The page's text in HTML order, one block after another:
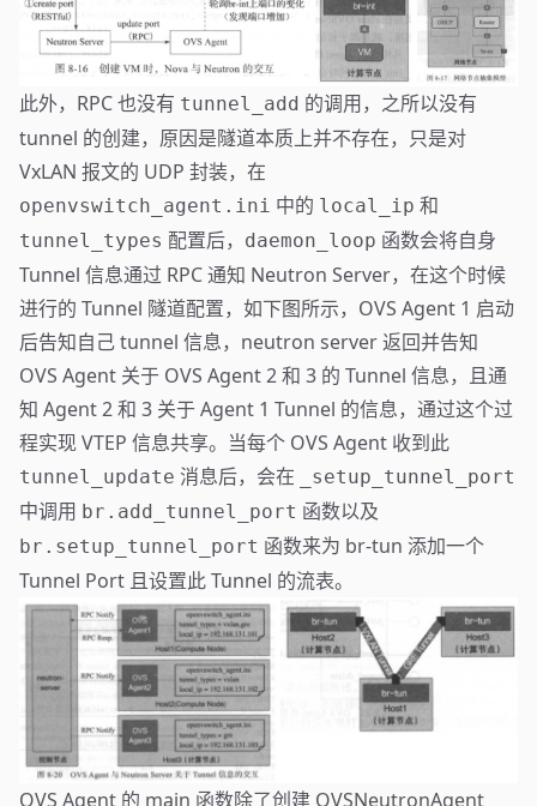
此外，RPC 也没有 tunnel_add 的调用，之所以没有
tunnel 的创建，原因是隧道本质上并不存在，只是对
VxLAN 报文的 UDP 封装，在
openvswitch_agent.ini 中的 local_ip 和
tunnel_types 配置后， daemon_loop 函数会将自身
Tunnel 信息通过 RPC 通知 Neutron Server，在这个时候
进行的 Tunnel 隧道配置，如下图所示，OVS Agent 1 启动
后告知自己 tunnel 信息，neutron server 返回并告知
OVS Agent 关于 OVS Agent 2 和 3 的 Tunnel 信息，且通
知 Agent 2 和 3 关于 Agent 1 Tunnel 的信息，通过这个过
程实现 VTEP 信息共享。当每个 OVS Agent 收到此
tunnel_update 消息后，会在 _setup_tunnel_port
中调用 br.add_tunnel_port 函数以及
br.setup_tunnel_port 函数来为 br-tun 添加一个
Tunnel Port 且设置此 Tunnel 的流表。
OVS Agent 的 main 函数除了创建 OVSNeutronAgent